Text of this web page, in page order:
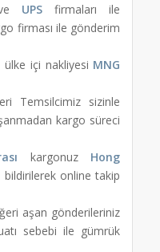
UPS firmaları ile
firması ile gönderim
ülke içi nakliyesi MNG
Temsilcimiz sizinle
kargo süreci
kargonuzHong
online takip
aşan gönderileriniz
sebebi ile gümrük